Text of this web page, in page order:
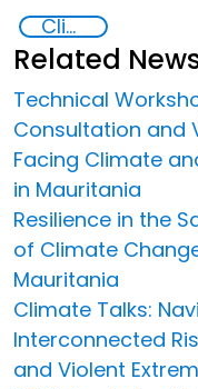
Climate change and violent extremism
Related
Technical
Consultation and
Facing Climate
in Mauritania
Resilience in the
of Climate
Mauritania
Climate Talks:
Interconnected
and Violent